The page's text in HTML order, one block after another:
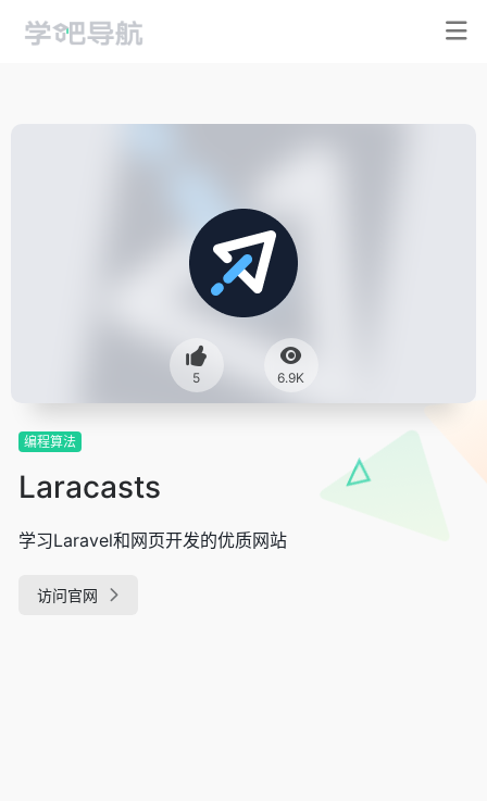
5 6.9K
编程算法
Laracasts
学习Laravel和网页开发的优质网站
访问官网